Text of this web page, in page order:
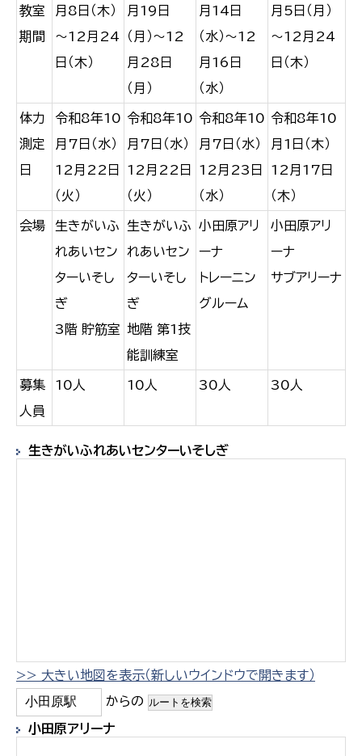
教室
期間
月8日（木）
～12月24
日（木）
月19日
（月）～12
月28日
（月）
月14日
（水）～12
月16日
（水）
月5日（月）
～12月24
日（木）
体力
測定
日
令和8年10
月7日（水）
12月22日
（火）
令和8年10
月7日（水）
12月22日
（火）
令和8年10
月7日（水）
12月23日
（水）
令和8年10
月1日（木）
12月17日
（木）
会場
生きがいふ
れあいセン
ターいそし
ぎ
3階 貯筋室
生きがいふ
れあいセン
ターいそし
ぎ
地階 第1技
能訓練室
小田原アリ
ーナ
トレーニン
グルーム
小田原アリ
ーナ
サブアリーナ
募集
人員
10人 10人 30人 30人
生きがいふれあいセンターいそしぎ
>> 大きい地図を表示（新しいウインドウで開きます）
からの
小田原アリーナ